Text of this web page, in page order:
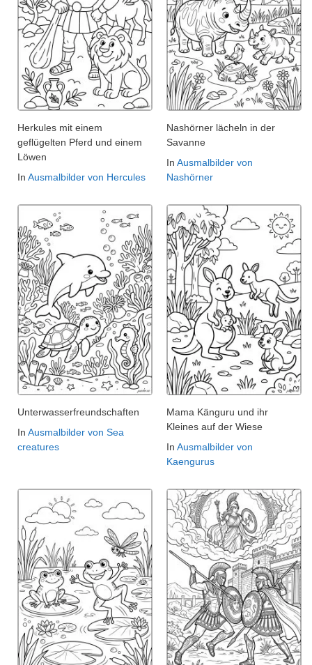
Herkules mit einem
geflügelten Pferd und einem
Löwen
In Ausmalbilder von Hercules
Nashörner lächeln in der
Savanne
In Ausmalbilder von
Nashörner
Unterwasserfreundschaften
In Ausmalbilder von Sea
creatures
Mama Känguru und ihr
Kleines auf der Wiese
In Ausmalbilder von
Kaengurus